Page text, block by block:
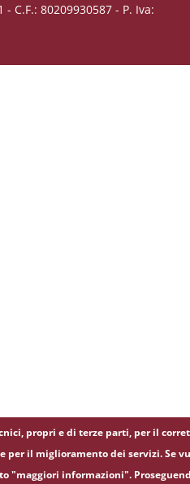
C.F.: 80209930587 - P. Iva:
propri e di terze parti, per il
per il miglioramento dei servizi. Se
"maggiori informazioni".